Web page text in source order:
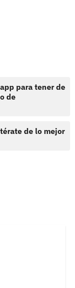
para tener de
de
de lo mejor